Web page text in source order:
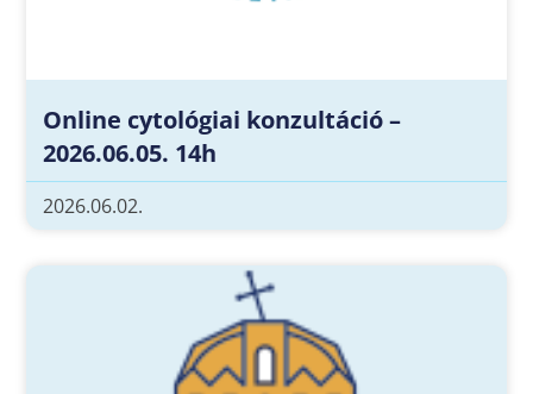
Online cytológiai konzultáció –
2026.06.05. 14h
2026.06.02.